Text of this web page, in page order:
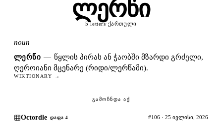
ლერწი
5 letters·ქართული
noun
ᲚᲔᲠᲬᲘ — წყლის პირას ან ჭაობში მზარდი გრძელი,
ღეროიანი მცენარე (რიდი/ლერწამი).
WIKTIONARY →
ᲒᲐᲛᲝᲩᲜᲓᲐ ᲐᲥ
Octordle ᲓᲐᲤᲐ 4 #106 · 25 ივლისი, 2026